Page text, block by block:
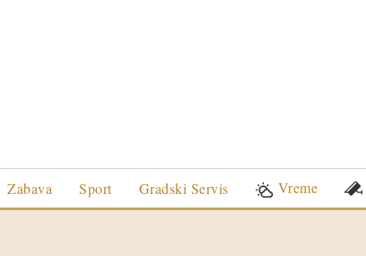
Zabava Sport Gradski Servis Vreme